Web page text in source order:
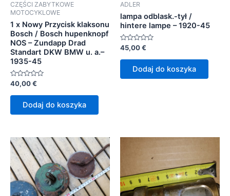
CZĘŚCI ZABYTKOWE
MOTOCYKLOWE
1 x Nowy Przycisk klaksonu
Bosch / Bosch hupenknopf
NOS – Zundapp Drad
Standart DKW BMW u. a.–
1935-45
Oceniono
na
40,00€
Dodaj do koszyka
ADLER
lampa odblask.-tył /
hintere lampe – 1920-45
Oceniono
na
45,00€
Dodaj do koszyka